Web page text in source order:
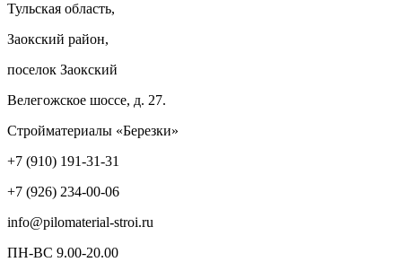
Тульская область,
Заокский район,
поселок Заокский
Велегожское шоссе, д. 27.
Стройматериалы «Березки»
+7 (910) 191-31-31
+7 (926) 234-00-06
info@pilomaterial-stroi.ru
ПН-ВС 9.00-20.00